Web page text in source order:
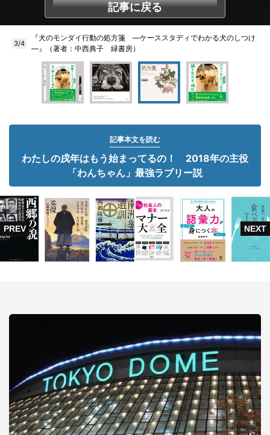
記事に戻る
3/4
『犬のモンダイ行動の処方箋 ―ケーススタディでわかる犬のしつけ
―』（著者：中西典子 緑書房）
記事本文を読む
わたしの戌年はもう始まってるの！ 2018年の主役
「わんちゃん」最強ラブリー説